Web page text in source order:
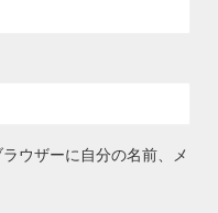
ウザーに自分の名前、メ